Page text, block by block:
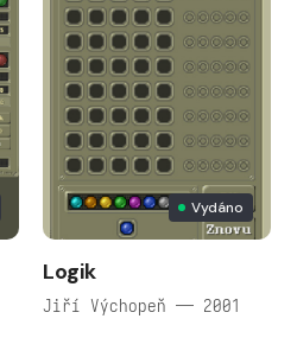
Vydáno
Logik
Jiří Výchopeň — 2001